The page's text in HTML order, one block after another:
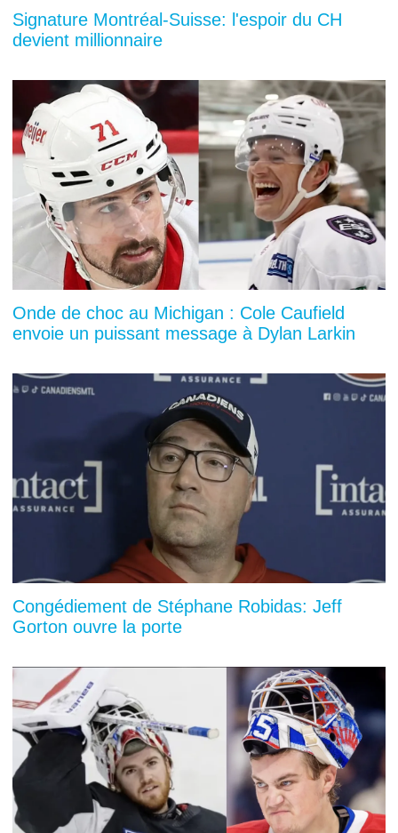
Signature Montréal-Suisse: l'espoir du CH
devient millionnaire
Onde de choc au Michigan : Cole Caufield
envoie un puissant message à Dylan Larkin
Congédiement de Stéphane Robidas: Jeff
Gorton ouvre la porte